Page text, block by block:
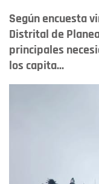
Según encuesta
Distrital de
principales
los capita...